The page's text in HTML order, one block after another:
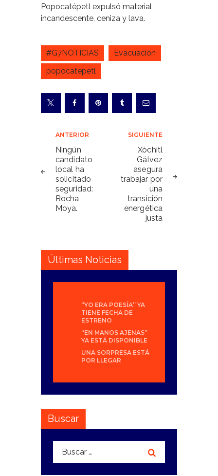
Popocatépetl expulsó material
incandescente, ceniza y lava.
#G7NOTICIAS
Evacuación
popocatepetl
Navegación
de
entradas
ANTERIOR
Ningún
candidato
local ha
solicitado
seguridad:
Rocha
Moya.
SIGUIENTE
Xóchitl
Gálvez
asegura
trabajar por
una
transición
energética
justa
Últimas Noticias
“YO ERA POESÍA” YA
TIENE FECHA DE
ESTRENO
“EN MANOS AJENAS”
YA ESTÁ DISPONIBLE
UNA SORPRESA ESTÁ
POR LLEGAR
Buscar
Buscar: